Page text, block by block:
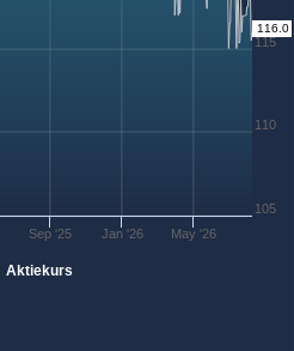
Aktiekurs
Sep '25 Jan '26 May '26
105
110
115
116.0